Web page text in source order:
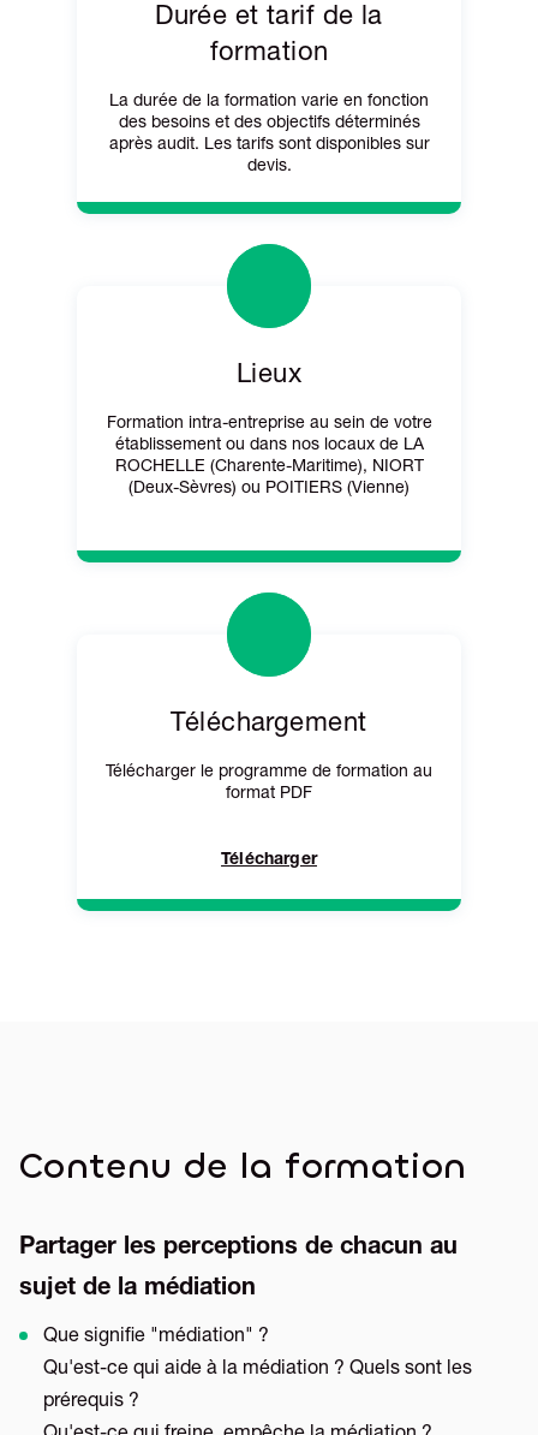
Durée et tarif de la
formation
La durée de la formation varie en fonction
des besoins et des objectifs déterminés
après audit. Les tarifs sont disponibles sur
devis.
Lieux
Formation intra-entreprise au sein de votre
établissement ou dans nos locaux de LA
ROCHELLE (Charente-Maritime), NIORT
(Deux-Sèvres) ou POITIERS (Vienne)
Téléchargement
Télécharger le programme de formation au
format PDF
Télécharger
Contenu de la formation
Partager les perceptions de chacun au
sujet de la médiation
Que signifie "médiation" ?
Qu'est-ce qui aide à la médiation ? Quels sont les
prérequis ?